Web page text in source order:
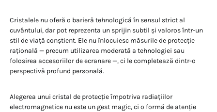
Cristalele nu oferă o barieră tehnologică în sensul strict al
cuvântului, dar pot reprezenta un sprijin subtil și valoros într-un
stil de viață conștient. Ele nu înlocuiesc măsurile de protecție
rațională — precum utilizarea moderată a tehnologiei sau
folosirea accesoriilor de ecranare —, ci le completează dintr-o
perspectivă profund personală.
Alegerea unui cristal de protecție împotriva radiațiilor
electromagnetice nu este un gest magic, ci o formă de atenție